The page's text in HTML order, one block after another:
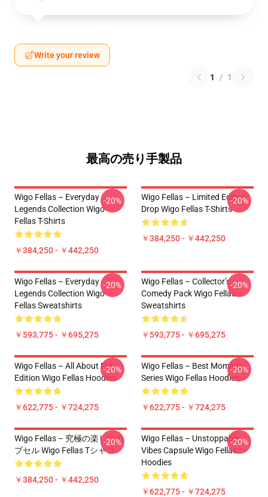
Write your review
1 / 1
最高の売り手製品
Wigo Fellas – Everyday
Legends Collection Wigo
Fellas T-Shirts
￥384,250 - ￥442,250
-20%
Wigo Fellas – Limited Edition
Drop Wigo Fellas T-Shirts
￥384,250 - ￥442,250
-20%
Wigo Fellas – Everyday
Legends Collection Wigo
Fellas Sweatshirts
￥593,775 - ￥695,275
-20%
Wigo Fellas – Collector’s
Comedy Pack Wigo Fellas
Sweatshirts
￥593,775 - ￥695,275
-20%
Wigo Fellas – All About Fun
Edition Wigo Fellas Hoodies
￥622,775 - ￥724,275
-20%
Wigo Fellas – Best Moments
Series Wigo Fellas Hoodies
￥622,775 - ￥724,275
-20%
Wigo Fellas – 究極の楽しいカ
プセル Wigo Fellas Tシャツ
￥384,250 - ￥442,250
-20%
Wigo Fellas – Unstoppable
Vibes Capsule Wigo Fellas
Hoodies
￥622,775 - ￥724,275
-20%